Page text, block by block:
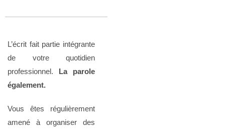
L’écrit fait partie intégrante
de votre quotidien
professionnel. La parole
également.
Vous êtes régulièrement
amené à organiser des